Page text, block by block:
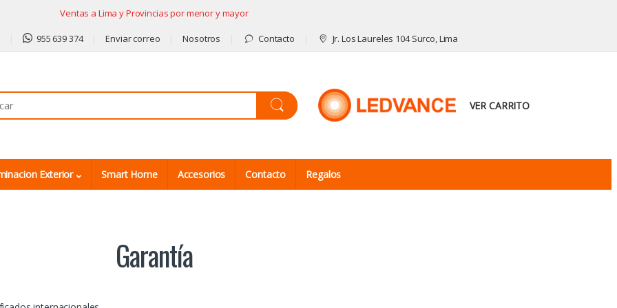
Ventas a Lima y Provincias por menor y mayor
955 639 374 Enviar correo Nosotros Contacto Jr. Los Laureles 104 Surco, Lima
VER CARRITO
Exterior Smart Home Accesorios Contacto Regalos
Garantía